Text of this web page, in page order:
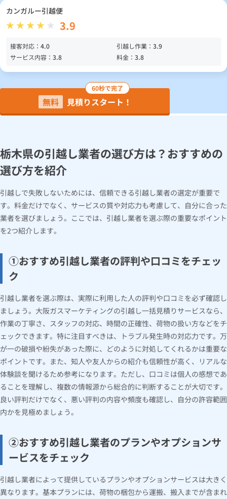
カンガルー引越便
3.9
接客対応： 4.0 引越し作業： 3.9
サービス内容： 3.8 料金： 3.8
60秒で完了
無料 見積りスタート！
栃木県の引越し業者の選び方は？おすすめの
選び方を紹介
引越しで失敗しないためには、信頼できる引越し業者の選定が重要で
す。料金だけでなく、サービスの質や対応力も考慮して、自分に合った
業者を選びましょう。ここでは、引越し業者を選ぶ際の重要なポイント
を2つ紹介します。
①おすすめ引越し業者の評判や口コミをチェッ
ク
引越し業者を選ぶ際は、実際に利用した人の評判や口コミを必ず確認し
ましょう。大阪ガスマーケティングの引越し一括見積りサービスなら、
作業の丁寧さ、スタッフの対応、時間の正確性、荷物の扱い方などをチ
ェックできます。特に注目すべきは、トラブル発生時の対応力です。万
が一の破損や紛失があった際に、どのように対処してくれるかは重要な
ポイントです。また、知人や友人からの紹介も信頼性が高く、リアルな
体験談を聞けるため参考になります。ただし、口コミは個人の感想であ
ることを理解し、複数の情報源から総合的に判断することが大切です。
良い評判だけでなく、悪い評判の内容や頻度も確認し、自分の許容範囲
内かを見極めましょう。
②おすすめ引越し業者のプランやオプションサ
ービスをチェック
引越し業者によって提供しているプランやオプションサービスは大きく
異なります。基本プランには、荷物の梱包から運搬、搬入までが含まれ